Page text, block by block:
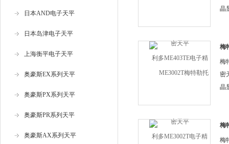
日本AND电子天平
日本岛津电子天平
上海衡平电子天平
奥豪斯EX系列天平
奥豪斯PX系列天平
奥豪斯PR系列天平
奥豪斯AX系列天平
晶
户
摸
梅
密
梅
密
晶
户
摸
梅
电
梅